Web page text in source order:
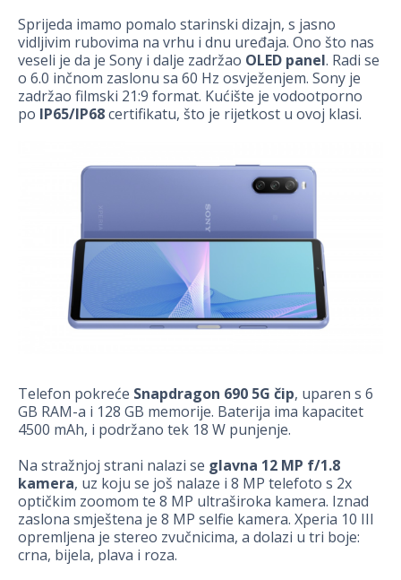
Sprijeda imamo pomalo starinski dizajn, s jasno
vidljivim rubovima na vrhu i dnu uređaja. Ono što nas
veseli je da je Sony i dalje zadržao OLED panel. Radi se
o 6.0 inčnom zaslonu sa 60 Hz osvježenjem. Sony je
zadržao filmski 21:9 format. Kućište je vodootporno
po IP65/IP68certifikatu, što je rijetkost u ovoj klasi.
Telefon pokreće Snapdragon 690 5G čip, uparen s 6
GB RAM-a i 128 GB memorije. Baterija ima kapacitet
4500 mAh, i podržano tek 18 W punjenje.
Na stražnjoj strani nalazi se glavna 12 MP f/1.8
kamera, uz koju se još nalaze i 8 MP telefoto s 2x
optičkim zoomom te 8 MP ultraširoka kamera. Iznad
zaslona smještena je 8 MP selfie kamera. Xperia 10 III
opremljena je stereo zvučnicima, a dolazi u tri boje:
crna, bijela, plava i roza.